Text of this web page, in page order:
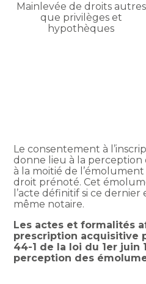
Mainlevée de droits autres
que privilèges et
hypothèques
Le consentement à
donne lieu à la perception
à la moitié de
droit prénoté. Cet
l’acte définitif si ce
même notaire.
Les actes et formalités
prescription acquisitive
44-1 de la loi du 1er juin
perception des